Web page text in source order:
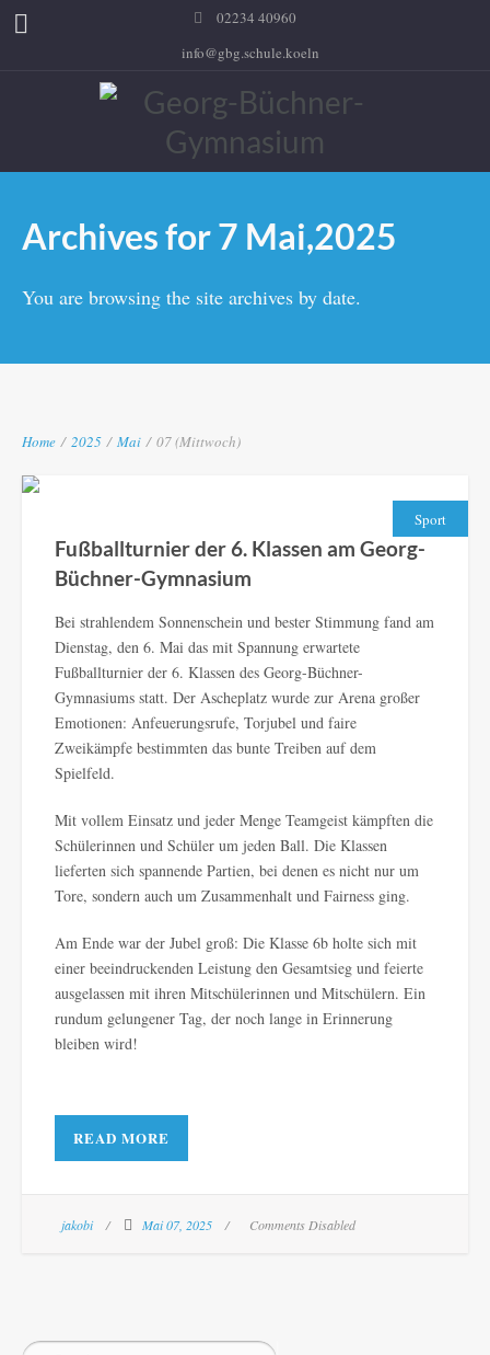
02234 40960
info@gbg.schule.koeln
Archives for 7 Mai,2025
You are browsing the site archives by date.
Home / 2025 / Mai / 07 (Mittwoch)
Sport
Fußballturnier der 6. Klassen am Georg-
Büchner-Gymnasium
Bei strahlendem Sonnenschein und bester Stimmung fand am
Dienstag, den 6. Mai das mit Spannung erwartete
Fußballturnier der 6. Klassen des Georg-Büchner-
Gymnasiums statt. Der Ascheplatz wurde zur Arena großer
Emotionen: Anfeuerungsrufe, Torjubel und faire
Zweikämpfe bestimmten das bunte Treiben auf dem
Spielfeld.
Mit vollem Einsatz und jeder Menge Teamgeist kämpften die
Schülerinnen und Schüler um jeden Ball. Die Klassen
lieferten sich spannende Partien, bei denen es nicht nur um
Tore, sondern auch um Zusammenhalt und Fairness ging.
Am Ende war der Jubel groß: Die Klasse 6b holte sich mit
einer beeindruckenden Leistung den Gesamtsieg und feierte
ausgelassen mit ihren Mitschülerinnen und Mitschülern. Ein
rundum gelungener Tag, der noch lange in Erinnerung
bleiben wird!
READ MORE
jakobi Mai 07, 2025 Comments Disabled